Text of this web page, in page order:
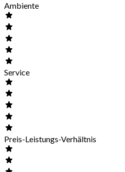
Ambiente
Service
Preis-Leistungs-Verhältnis